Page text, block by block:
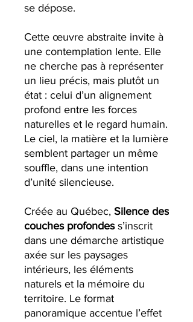
se dépose.
Cette œuvre abstraite invite à
une contemplation lente. Elle
ne cherche pas à représenter
un lieu précis, mais plutôt un
état : celui d’un alignement
profond entre les forces
naturelles et le regard humain.
Le ciel, la matière et la lumière
semblent partager un même
souffle, dans une intention
d’unité silencieuse.
Créée au Québec, Silence des
couches profondess’inscrit
dans une démarche artistique
axée sur les paysages
intérieurs, les éléments
naturels et la mémoire du
territoire. Le format
panoramique accentue l’effet